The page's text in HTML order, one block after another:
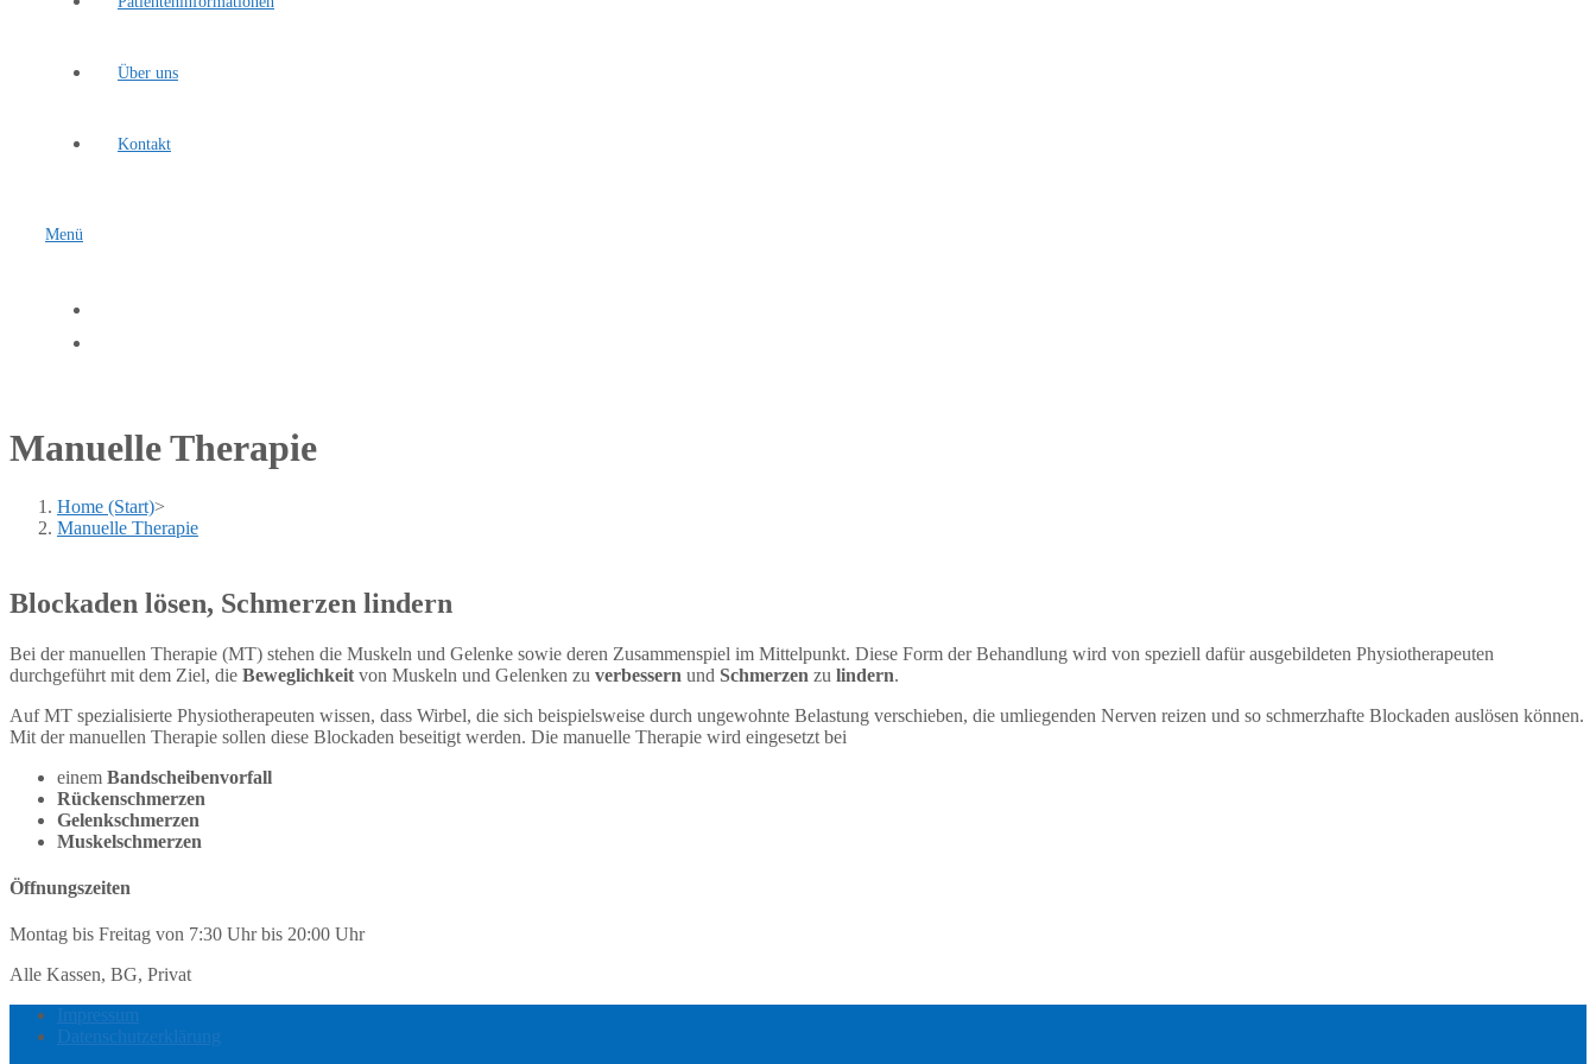
Über uns
Kontakt
Menü
Manuelle Therapie
Home (Start)>
Manuelle Therapie
Blockaden lösen, Schmerzen lindern
Bei der manuellen Therapie (MT) stehen die Muskeln und Gelenke sowie deren Zusammenspiel im Mittelpunkt. Diese Form der Behandlung wird von speziell dafür ausgebildeten Physiotherapeuten
durchgeführt mit dem Ziel, die Beweglichkeit von Muskeln und Gelenken zu verbessern und Schmerzen zu lindern.
Auf MT spezialisierte Physiotherapeuten wissen, dass Wirbel, die sich beispielsweise durch ungewohnte Belastung verschieben, die umliegenden Nerven reizen und so schmerzhafte Blockaden auslösen können.
Mit der manuellen Therapie sollen diese Blockaden beseitigt werden. Die manuelle Therapie wird eingesetzt bei
einem Bandscheibenvorfall
Rückenschmerzen
Gelenkschmerzen
Muskelschmerzen
Öffnungszeiten
Montag bis Freitag von 7:30 Uhr bis 20:00 Uhr
Alle Kassen, BG, Privat
Impressum
Datenschutzerklärung